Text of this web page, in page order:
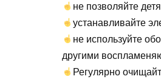
не позволяйте
устанавливайте
не используйте
другими
Регулярно